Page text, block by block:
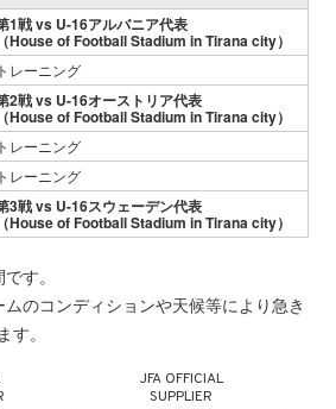
1戦 vs U-16アルバニア代表
（House of Football Stadium in Tirana city）
トレーニング
2戦 vs U-16オーストリア代表
（House of Football Stadium in Tirana city）
トレーニング
トレーニング
3戦 vs U-16スウェーデン代表
（House of Football Stadium in Tirana city）
す。
のコンディションや天候等により急き
す。
JFA OFFICIAL
SUPPLIER